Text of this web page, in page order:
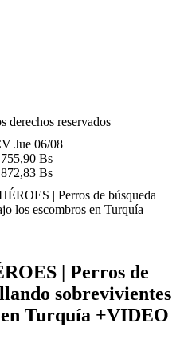
derechos reservados
Jue 06/08
755,90 Bs
872,83 Bs
| Perros de búsqueda
los escombros en Turquía
| Perros de
sobrevivientes
Turquía +VIDEO